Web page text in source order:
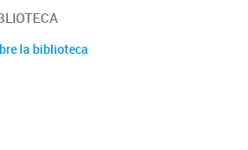
la biblioteca